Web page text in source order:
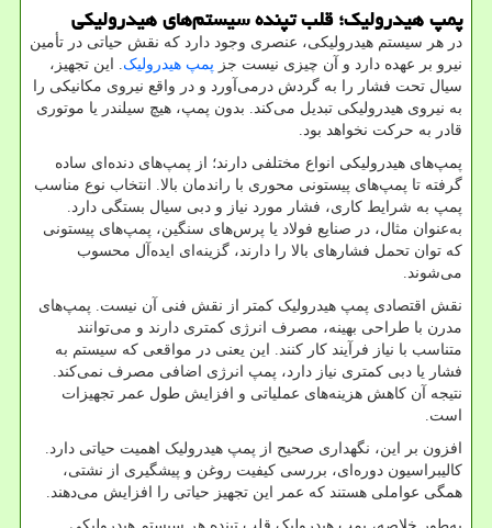
پمپ هیدرولیک؛ قلب تپنده سیستم‌های هیدرولیکی
در هر سیستم هیدرولیکی، عنصری وجود دارد که نقش حیاتی در تأمین
نیرو بر عهده دارد و آن چیزی نیست جز پمپ هیدرولیک.
این تجهیز،
سیال تحت فشار را به گردش درمی‌آورد و در واقع نیروی مکانیکی را
به نیروی هیدرولیکی تبدیل می‌کند. بدون پمپ، هیچ سیلندر یا موتوری
قادر به حرکت نخواهد بود.
پمپ‌های هیدرولیکی انواع مختلفی دارند؛ از پمپ‌های دنده‌ای ساده
گرفته تا پمپ‌های پیستونی محوری با راندمان بالا. انتخاب نوع مناسب
پمپ به شرایط کاری، فشار مورد نیاز و دبی سیال بستگی دارد.
به‌عنوان مثال، در صنایع فولاد یا پرس‌های سنگین، پمپ‌های پیستونی
که توان تحمل فشارهای بالا را دارند، گزینه‌ای ایده‌آل محسوب
می‌شوند.
نقش اقتصادی پمپ هیدرولیک کمتر از نقش فنی آن نیست. پمپ‌های
مدرن با طراحی بهینه، مصرف انرژی کمتری دارند و می‌توانند
متناسب با نیاز فرآیند کار کنند. این یعنی در مواقعی که سیستم به
فشار یا دبی کمتری نیاز دارد، پمپ انرژی اضافی مصرف نمی‌کند.
نتیجه آن کاهش هزینه‌های عملیاتی و افزایش طول عمر تجهیزات
است.
افزون بر این، نگهداری صحیح از پمپ هیدرولیک اهمیت حیاتی دارد.
کالیبراسیون دوره‌ای، بررسی کیفیت روغن و پیشگیری از نشتی،
همگی عواملی هستند که عمر این تجهیز حیاتی را افزایش می‌دهند.